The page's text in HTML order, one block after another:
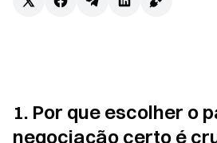
1. Por que escolher o
negociação certo é